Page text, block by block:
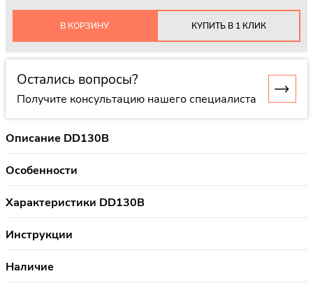
В КОРЗИНУ КУПИТЬ В 1 КЛИК
Остались вопросы?
Получите консультацию нашего специалиста
Описание DD130B
Особенности
Характеристики DD130B
Инструкции
Наличие